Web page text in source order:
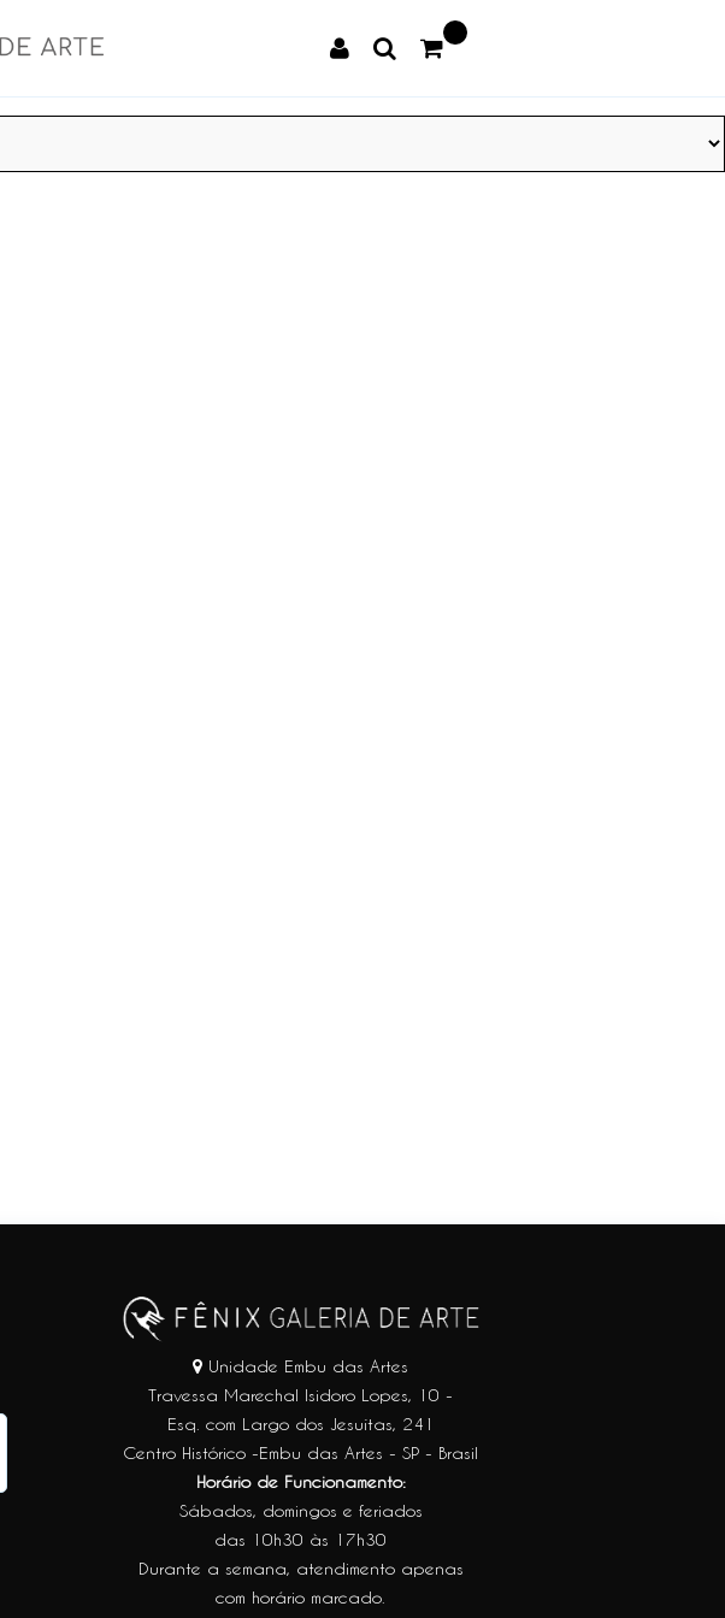
Unidade Embu das Artes
Travessa Marechal Isidoro Lopes, 10 -
Esq. com Largo dos Jesuítas, 241
Centro Histórico -Embu das Artes - SP - Brasil
Horário de Funcionamento:
Sábados, domingos e feriados
das 10h30 às 17h30
Durante a semana, atendimento apenas
com horário marcado.